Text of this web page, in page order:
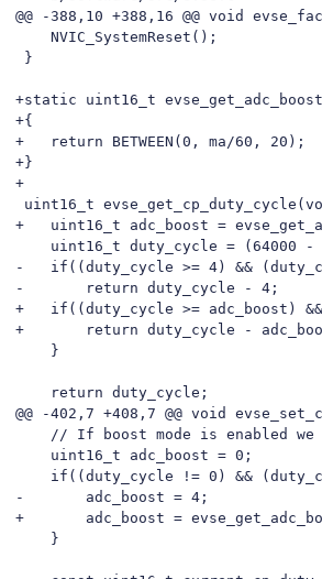
@@ -388,10 +388,16 @@ void
}
+static uint16_t
+{
+	return BETWEEN(0, ma/60, 20);
+}
+
uint16_t
+	uint16_t adc_boost = evse_get_adc_boost_for_ma(evse.boost_current);
-	if((duty_cycle >= 4) && (duty_cycle != 1000) && evse.boost_mode_enabled) {
-		return duty_cycle - 4;
+	if((duty_cycle >= adc_boost) && (duty_cycle != 1000) && evse.boost_mode_enabled) {
+		return duty_cycle - adc_boost;
@@ -402,7 +408,7 @@ void
-		adc_boost = 4;
+		adc_boost = evse_get_adc_boost_for_ma(evse.boost_current);